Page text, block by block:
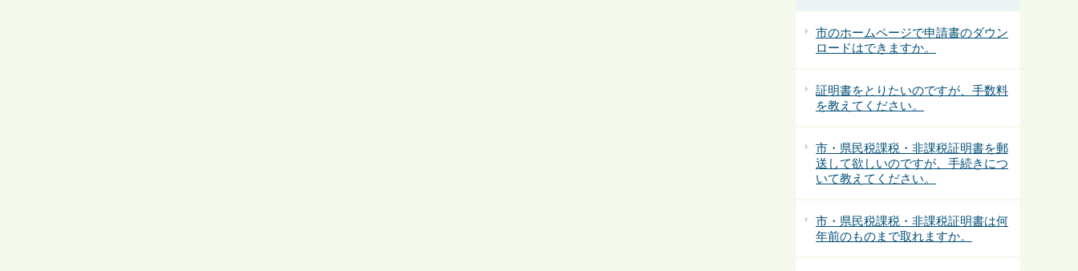
市のホームページで申請書のダウン
ロードはできますか。
証明書をとりたいのですが、手数料
を教えてください。
市・県民税課税・非課税証明書を郵
送して欲しいのですが、手続きにつ
いて教えてください。
市・県民税課税・非課税証明書は何
年前のものまで取れますか。